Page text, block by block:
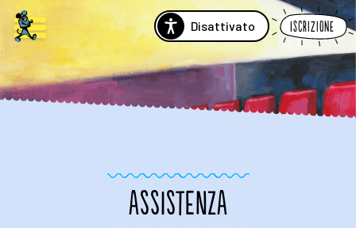
Disattivato Iscrizione
ASSISTENZA